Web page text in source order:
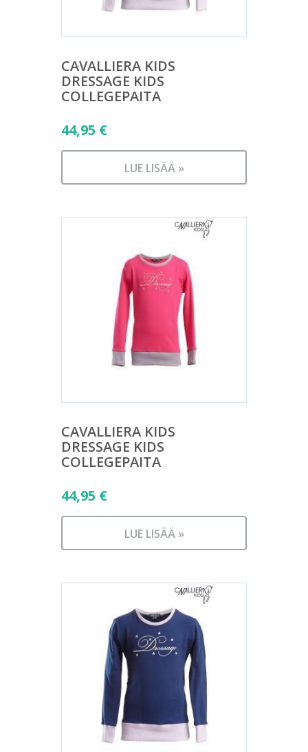
CAVALLIERA KIDS
DRESSAGE KIDS
COLLEGEPAITA
44,95 €
LUE LISÄÄ »
CAVALLIERA KIDS
DRESSAGE KIDS
COLLEGEPAITA
44,95 €
LUE LISÄÄ »